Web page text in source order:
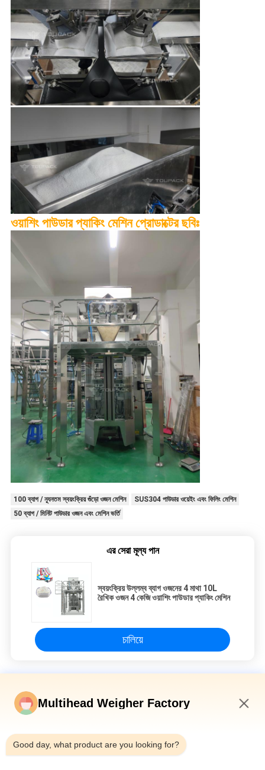
ওয়াশিং পাউডার প্যাকিং মেশিন প্রোডাক্টের ছবিঃ
100 ব্যাগ / ন্যূনতম স্বয়ংক্রিয় গুঁড়ো ওজন মেশিন
SUS304 পাউডার ওয়েইং এবং ফিলিং মেশিন
50 ব্যাগ / মিনিট পাউডার ওজন এবং মেশিন ভর্তি
এর সেরা মূল্য পান
স্বয়ংক্রিয় উল্লম্ব ব্যাগ ওজনের 4 মাথা 10L
রৈখিক ওজন 4 কেজি ওয়াশিং পাউডার প্যাকিং মেশিন
চালিয়ে
আইএসও শংসাপত্র 5KG আউগার টাইপ পাউডার ফিলিং মেশিন উল্লম্ব
চিপস ভ্যাকুয়াম নাইট্রোজেন ধাতু জার শস্য খাদ্য টিন ক্যান সিলার পপকর্ন প্লাস্টিক জার টিন
সিল মেশিন
Multihead Weigher Factory
Good day, what product are you looking for?